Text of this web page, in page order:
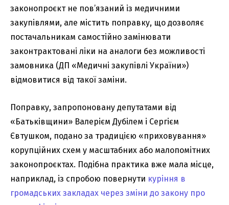
законопроєкт не пов’язаний із медичними
закупівлями, але містить поправку, що дозволяє
постачальникам самостійно замінювати
законтрактовані ліки на аналоги без можливості
замовника (ДП «Медичні закупівлі України»)
відмовитися від такої заміни.
Поправку, запропоновану депутатами від
«Батьківщини» Валерієм Дубілем і Сергієм
Євтушком, подано за традицією «приховування»
корупційних схем у масштабних або малопомітних
законопроєктах. Подібна практика вже мала місце,
наприклад, із спробою повернути куріння в
громадських закладах через зміни до закону про